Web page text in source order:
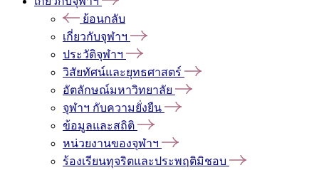
ย้อนกลับ
เกี่ยวกับจุฬาฯ
ประวัติจุฬาฯ
วิสัยทัศน์และยุทธศาสตร์
อัตลักษณ์มหาวิทยาลัย
จุฬาฯ กับความยั่งยืน
ข้อมูลและสถิติ
หน่วยงานของจุฬาฯ
ร้องเรียนทุจริตและประพฤติมิชอบ